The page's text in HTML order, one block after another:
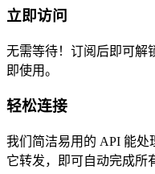
立即访问
无需等待！订阅后即可解
即使用。
轻松连接
我们简洁易用的 API 能处
它转发，即可自动完成所